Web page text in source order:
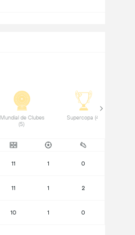
Mundial de Clubes
(5)
11 1 0
11 1 2
10 1 0